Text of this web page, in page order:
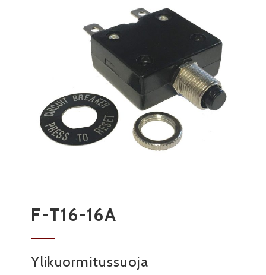
F-T16-16A
Ylikuormitussuoja